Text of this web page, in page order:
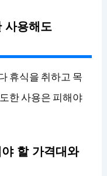
사용해도
휴식을 취하고 목
한 사용은 피해야
할 가격대와